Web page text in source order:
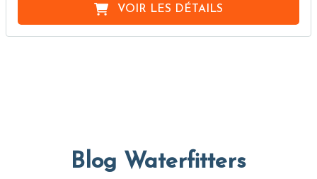
VOIR LES DÉTAILS
Blog Waterfitters